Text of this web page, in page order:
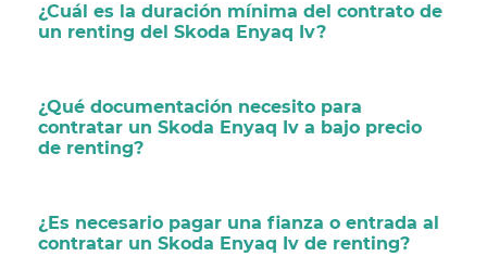
¿Cuál es la duración mínima del contrato de
un renting del Skoda Enyaq Iv?
¿Qué documentación necesito para
contratar un Skoda Enyaq Iv a bajo precio
de renting?
¿Es necesario pagar una fianza o entrada al
contratar un Skoda Enyaq Iv de renting?